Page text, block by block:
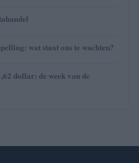
wat staat ons te wachten?
dollar: de week van de